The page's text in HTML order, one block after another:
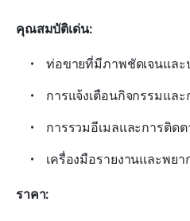
คุณสมบัติเด่น:
ท่อขายที่มีภาพชัดเจนและ
การแจ้งเตือนกิจกรรมแล
การรวมอีเมลและการติดต
เครื่องมือรายงานและพย
ราคา: